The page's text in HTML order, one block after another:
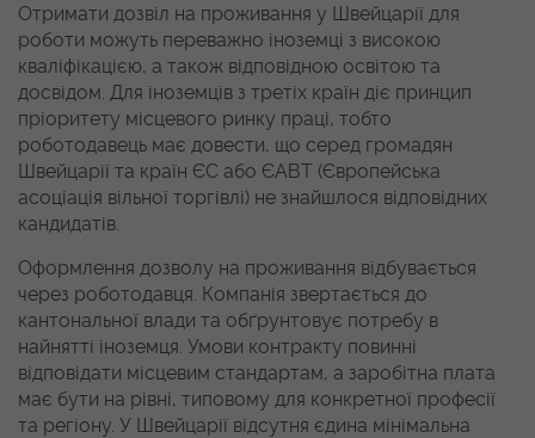
Отримати дозвіл на проживання у Швейцарії для
роботи можуть переважно іноземці з високою
кваліфікацією, а також відповідною освітою та
досвідом. Для іноземців з третіх країн діє принцип
пріоритету місцевого ринку праці, тобто
роботодавець має довести, що серед громадян
Швейцарії та країн ЄС або ЄАВТ (Європейська
асоціація вільної торгівлі) не знайшлося відповідних
кандидатів.
Оформлення дозволу на проживання відбувається
через роботодавця. Компанія звертається до
кантональної влади та обґрунтовує потребу в
найнятті іноземця. Умови контракту повинні
відповідати місцевим стандартам, а заробітна плата
має бути на рівні, типовому для конкретної професії
та регіону. У Швейцарії відсутня єдина мінімальна